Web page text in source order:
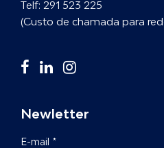
Telf: 291 523 225
(Custo de chamada para
Newletter
E-mail *